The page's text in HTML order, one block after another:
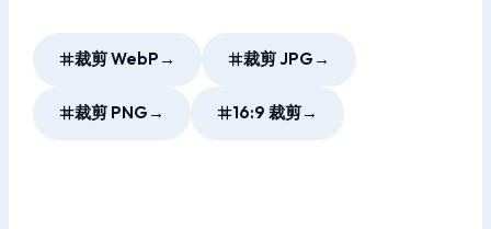
裁剪 WebP → 裁剪 JPG →
裁剪 PNG → 16:9 裁剪→